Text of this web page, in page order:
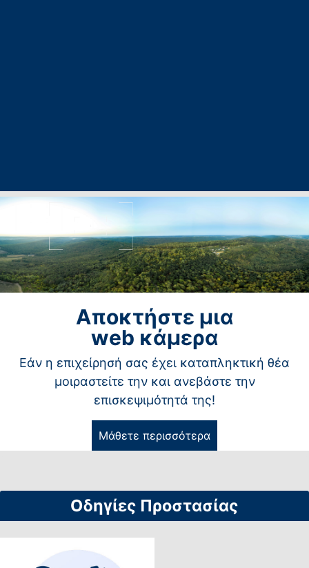
Αποκτήστε μια
web κάμερα
Εάν η επιχείρησή σας έχει καταπληκτική θέα
μοιραστείτε την και ανεβάστε την
επισκεψιμότητά της!
Μάθετε περισσότερα
Οδηγίες Προστασίας